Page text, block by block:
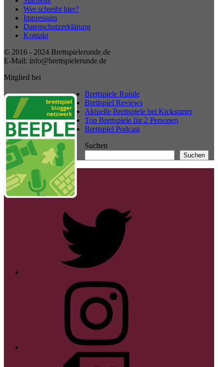
Wer schreibt hier?
Impressum
Datenschutzerklärung
Kontakt
© 2016 - 2024 Brettspielerunde.de
E-Mail: info@brettspielerunde.de
Mitglied bei
Brettspiele Runde
Brettspiel Reviews
Aktuelle Brettspiele bei Kickstarter
Top Brettspiele für 2 Personen
Brettspiel Podcast
Suchen
Suchen